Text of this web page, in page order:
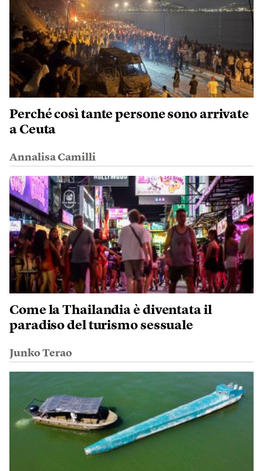
Perché così tante persone sono arrivate
a Ceuta
Annalisa Camilli
Come la Thailandia è diventata il
paradiso del turismo sessuale
Junko Terao